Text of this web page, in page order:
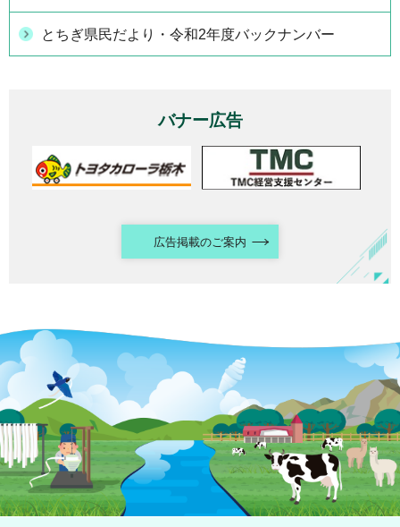
とちぎ県民だより・令和2年度バックナンバー
バナー広告
広告掲載のご案内